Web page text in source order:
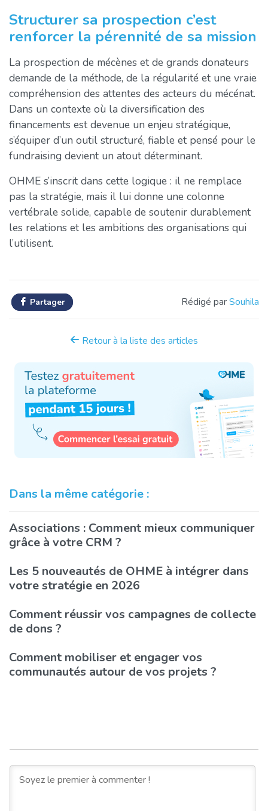
Structurer sa prospection c’est
renforcer la pérennité de sa mission
La prospection de mécènes et de grands donateurs
demande de la méthode, de la régularité et une vraie
compréhension des attentes des acteurs du mécénat.
Dans un contexte où la diversification des
financements est devenue un enjeu stratégique,
s’équiper d’un outil structuré, fiable et pensé pour le
fundraising devient un atout déterminant.
OHME s’inscrit dans cette logique : il ne remplace
pas la stratégie, mais il lui donne une colonne
vertébrale solide, capable de soutenir durablement
les relations et les ambitions des organisations qui
l’utilisent.
Partager Rédigé parSouhila
Retour à la liste des articles
Dans la même catégorie :
Associations : Comment mieux communiquer
grâce à votre CRM ?
Les 5 nouveautés de OHME à intégrer dans
votre stratégie en 2026
Comment réussir vos campagnes de collecte
de dons ?
Comment mobiliser et engager vos
communautés autour de vos projets ?